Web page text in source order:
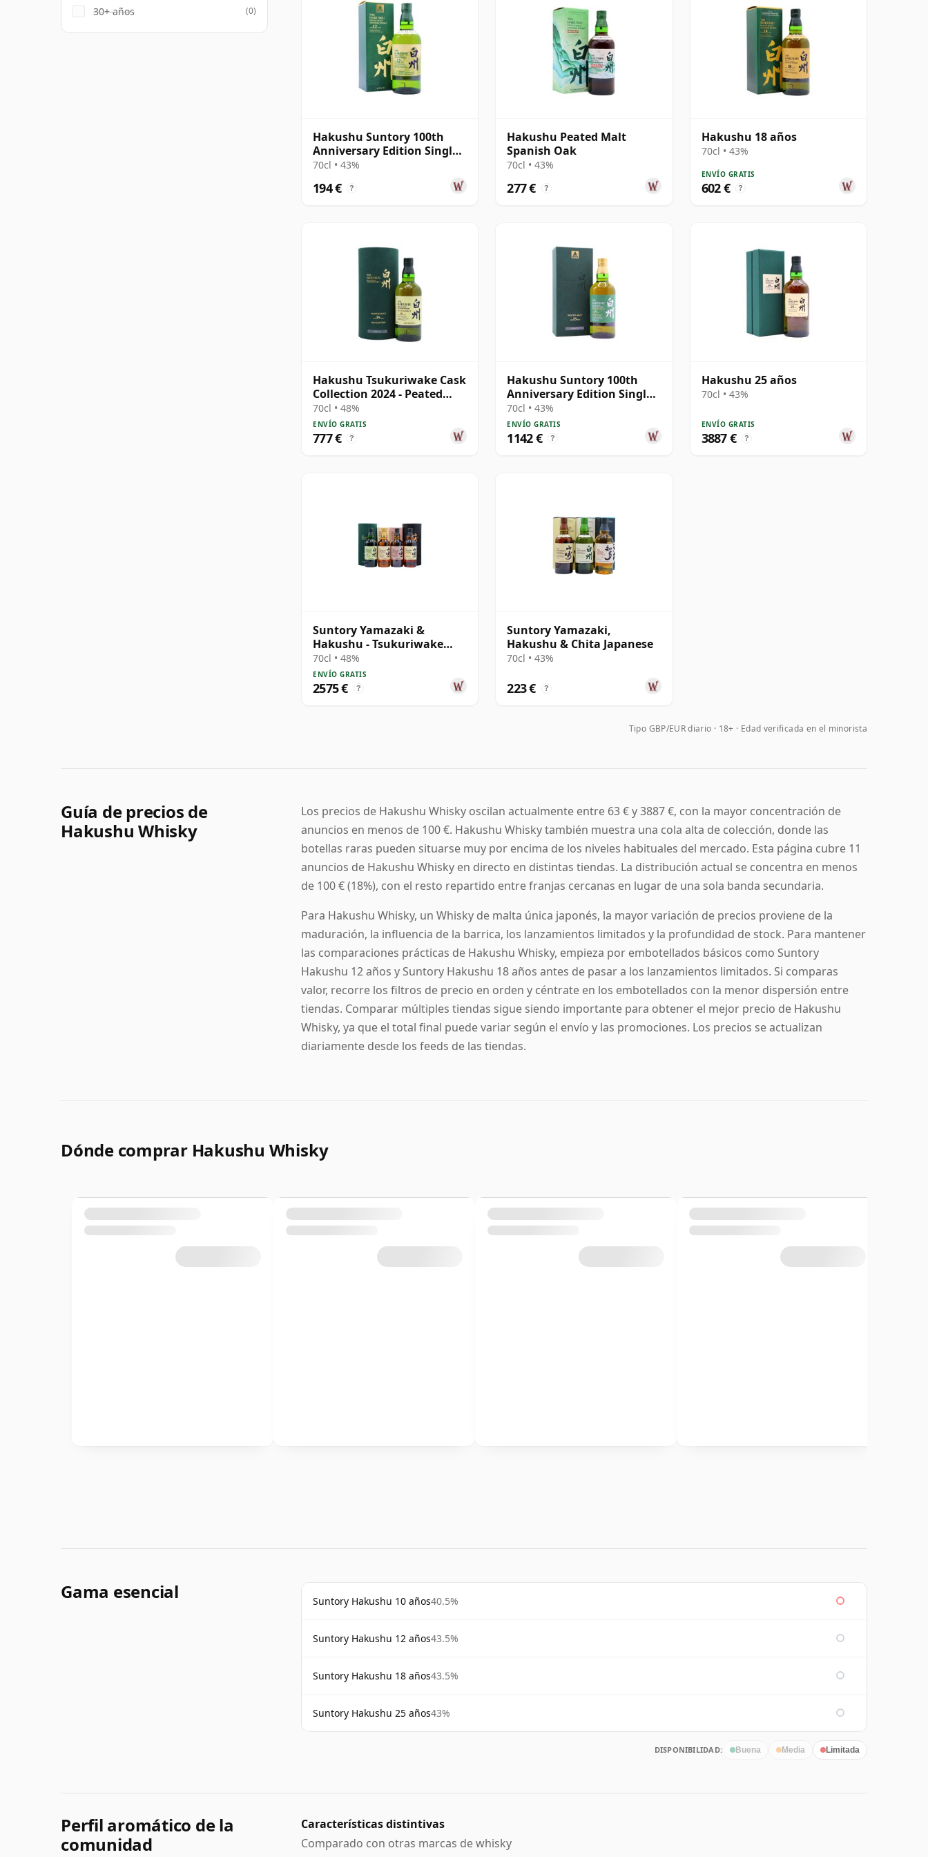
Hakushu Suntory 100th
Anniversary Edition Single
Malt Japa 12 años
70cl • 43%
194 € ?
Hakushu Peated Malt
Spanish Oak
70cl • 43%
277 € ?
Hakushu 18 años
70cl • 43%
ENVÍO GRATIS
602 € ?
Hakushu Tsukuriwake Cask
Collection 2024 - Peated
Malt Sin 18 años
70cl • 48%
ENVÍO GRATIS
777 € ?
Hakushu Suntory 100th
Anniversary Edition Single
Malt Japa 18 años
70cl • 43%
ENVÍO GRATIS
1142 € ?
Hakushu 25 años
70cl • 43%
ENVÍO GRATIS
3887 € ?
Suntory Yamazaki &
Hakushu - Tsukuriwake
Cask Collection 2
70cl • 48%
ENVÍO GRATIS
2575 € ?
Suntory Yamazaki,
Hakushu & Chita Japanese
70cl • 43%
223 € ?
Tipo GBP/EUR diario 18+ · Edad verificada en el minorista
30+ años (0)
Guía de precios de
Hakushu Whisky
Los precios de Hakushu Whisky oscilan actualmente entre 63 € y 3887 €, con la mayor concentración de
anuncios en menos de 100 €. Hakushu Whisky también muestra una cola alta de colección, donde las
botellas raras pueden situarse muy por encima de los niveles habituales del mercado. Esta página cubre 11
anuncios de Hakushu Whisky en directo en distintas tiendas. La distribución actual se concentra en menos
de 100 € (18%), con el resto repartido entre franjas cercanas en lugar de una sola banda secundaria.
Para Hakushu Whisky, un Whisky de malta única japonés, la mayor variación de precios proviene de la
maduración, la influencia de la barrica, los lanzamientos limitados y la profundidad de stock. Para mantener
las comparaciones prácticas de Hakushu Whisky, empieza por embotellados básicos como Suntory
Hakushu 12 años y Suntory Hakushu 18 años antes de pasar a los lanzamientos limitados. Si comparas
valor, recorre los filtros de precio en orden y céntrate en los embotellados con la menor dispersión entre
tiendas. Comparar múltiples tiendas sigue siendo importante para obtener el mejor precio de Hakushu
Whisky, ya que el total final puede variar según el envío y las promociones. Los precios se actualizan
diariamente desde los feeds de las tiendas.
Dónde comprar Hakushu Whisky
Gama esencial Suntory Hakushu 10 años40.5%
Suntory Hakushu 12 años43.5%
Suntory Hakushu 18 años43.5%
Suntory Hakushu 25 años43%
DISPONIBILIDAD: Buena Media Limitada
Perfil aromático de la
comunidad
Características distintivas
Comparado con otras marcas de whisky